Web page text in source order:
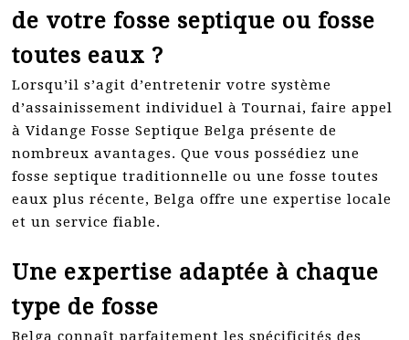
de votre fosse septique ou fosse
toutes eaux ?
Lorsqu’il s’agit d’entretenir votre système
d’assainissement individuel à Tournai, faire appel
à Vidange Fosse Septique Belga présente de
nombreux avantages. Que vous possédiez une
fosse septique traditionnelle ou une fosse toutes
eaux plus récente, Belga offre une expertise locale
et un service fiable.
Une expertise adaptée à chaque
type de fosse
Belga connaît parfaitement les spécificités des